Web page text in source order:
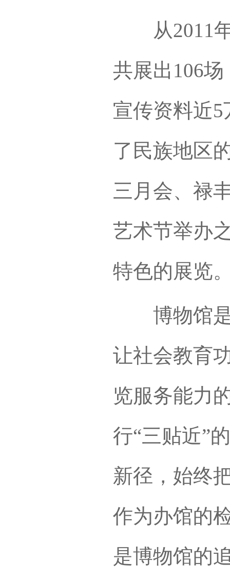
从2011年
共展出106
宣传资料近
了民族地区
三月会、禄
艺术节举办
特色的展览
博物馆是
让社会教育
览服务能力
行“三贴近”
新径，始终
作为办馆的
是博物馆的